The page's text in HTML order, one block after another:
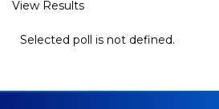
View Results
Selected poll is not defined.